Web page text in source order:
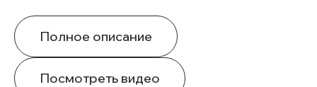
Полное описание
Посмотреть видео